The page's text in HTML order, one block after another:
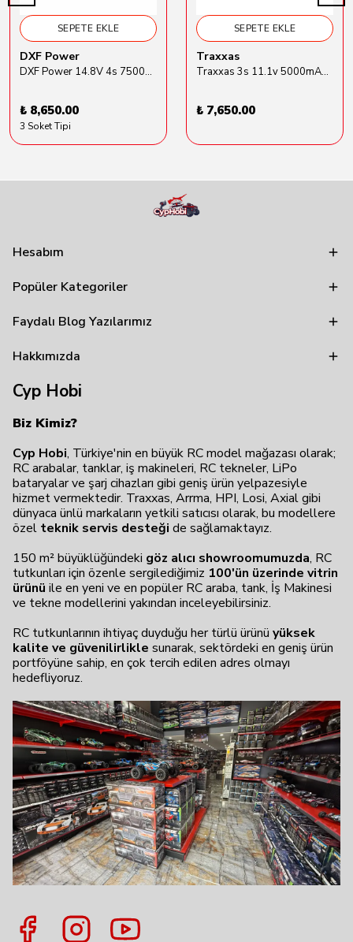
SEPETE EKLE
DXF Power
DXF Power 14.8V 4s 7500mAh 80C Hardcase Lipo Batarya
₺ 8,650.00
3 Soket Tipi
SEPETE EKLE
Traxxas
Traxxas 3s 11.1v 5000mAh Lipo Batarya (TRX 2872X)
₺ 7,650.00
Hesabım
Popüler Kategoriler
Faydalı Blog Yazılarımız
Hakkımızda
Cyp Hobi
Biz Kimiz?
Cyp Hobi, Türkiye'nin en büyük RC model mağazası olarak;
RC arabalar, tanklar, iş makineleri, RC tekneler, LiPo
bataryalar ve şarj cihazları gibi geniş ürün yelpazesiyle
hizmet vermektedir. Traxxas, Arrma, HPI, Losi, Axial gibi
dünyaca ünlü markaların yetkili satıcısı olarak, bu modellere
özel teknik servis desteği de sağlamaktayız.
150 m² büyüklüğündeki göz alıcı showroomumuzda, RC
tutkunları için özenle sergilediğimiz 100'ün üzerinde vitrin
ürünü ile en yeni ve en popüler RC araba, tank, İş Makinesi
ve tekne modellerini yakından inceleyebilirsiniz.
RC tutkunlarının ihtiyaç duyduğu her türlü ürünü yüksek
kalite ve güvenilirlikle sunarak, sektördeki en geniş ürün
portföyüne sahip, en çok tercih edilen adres olmayı
hedefliyoruz.